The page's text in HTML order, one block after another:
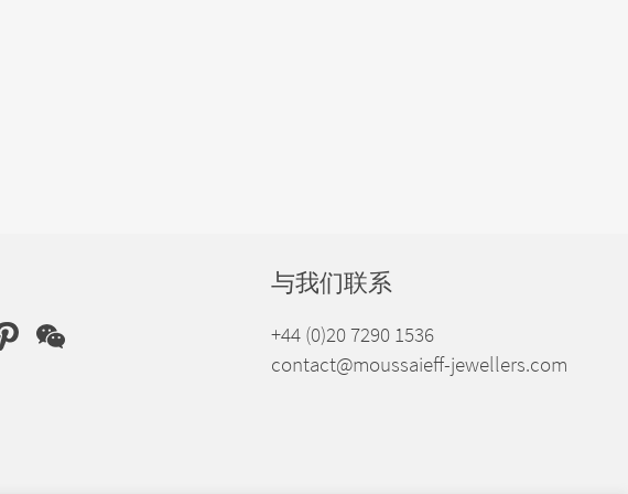
与我们联系
+44 (0)20 7290 1536
contact@moussaieff-jewellers.com